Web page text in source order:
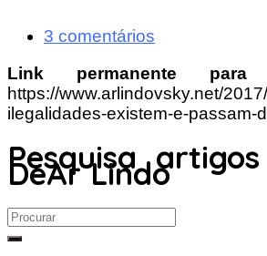
3 comentários
Link permanente
https://www.arlindovsky.net/
ilegalidades-existem-e-passam-
Pesquisa
DeAr Lindo
Search
for: